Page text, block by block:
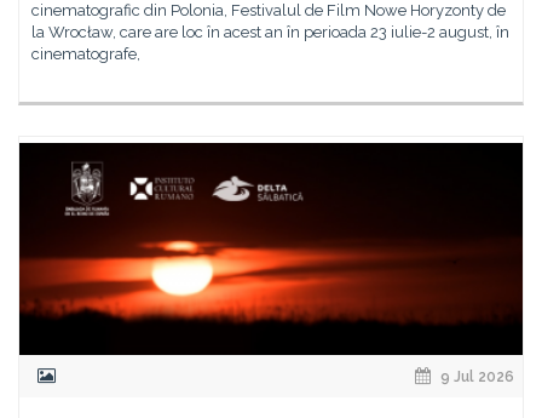
cinematografic din Polonia, Festivalul de Film Nowe Horyzonty de
la Wrocław, care are loc în acest an în perioada 23 iulie-2 august, în
cinematografe,
9 Jul 2026